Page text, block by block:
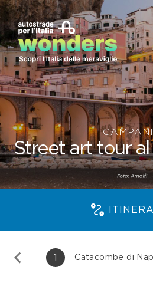
Salta al contenuto
Street art tour al
1 Catacombe di